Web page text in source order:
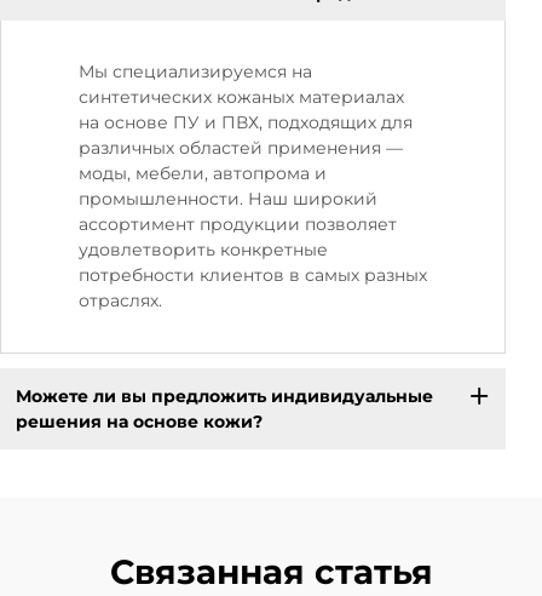
Мы специализируемся на
синтетических кожаных материалах
на основе ПУ и ПВХ, подходящих для
различных областей применения —
моды, мебели, автопрома и
промышленности. Наш широкий
ассортимент продукции позволяет
удовлетворить конкретные
потребности клиентов в самых разных
отраслях.
Можете ли вы предложить индивидуальные
решения на основе кожи?
Связанная статья